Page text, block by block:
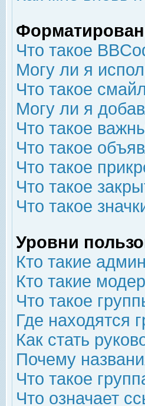
Что такое
Могу ли я
Что такое
Могу ли я
Что такое
Что такое
Что такое
Что такое
Что такое
Уровни
Кто такие
Кто такие
Что такое
Где находятся
Как стать
Почему
Что такое
Что означает